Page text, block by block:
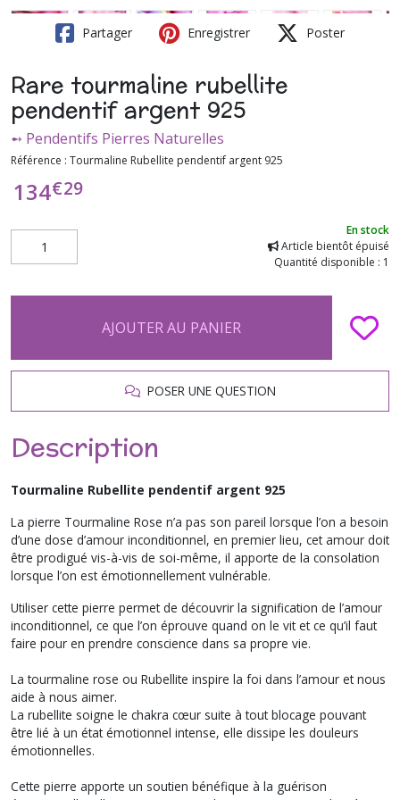
Partager Enregistrer Poster
Rare tourmaline rubellite
pendentif argent 925
➻ Pendentifs Pierres Naturelles
Référence : Tourmaline Rubellite pendentif argent 925
134€29
En stock
Article bientôt épuisé
Quantité disponible : 1
AJOUTER AU PANIER
POSER UNE QUESTION
Description
Tourmaline Rubellite pendentif argent 925
La pierre Tourmaline Rose n’a pas son pareil lorsque l’on a besoin
d’une dose d’amour inconditionnel, en premier lieu, cet amour doit
être prodigué vis-à-vis de soi-même, il apporte de la consolation
lorsque l’on est émotionnellement vulnérable.
Utiliser cette pierre permet de découvrir la signification de l’amour
inconditionnel, ce que l’on éprouve quand on le vit et ce qu’il faut
faire pour en prendre conscience dans sa propre vie.
La tourmaline rose ou Rubellite inspire la foi dans l’amour et nous
aide à nous aimer.
La rubellite soigne le chakra cœur suite à tout blocage pouvant
être lié à un état émotionnel intense, elle dissipe les douleurs
émotionnelles.
Cette pierre apporte un soutien bénéfique à la guérison